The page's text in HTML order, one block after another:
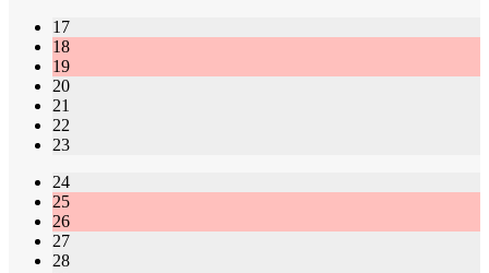
17
18
19
20
21
22
23
24
25
26
27
28